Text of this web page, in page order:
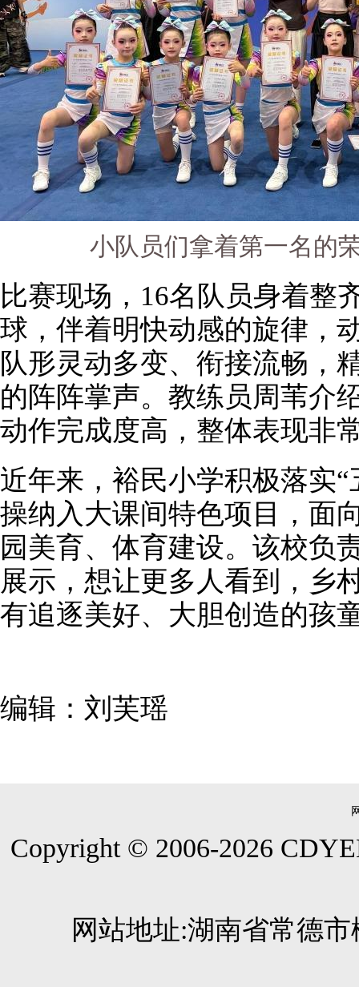
小队员们拿着第一名的
比赛现场，16名队员身着整
球，伴着明快动感的旋律，
队形灵动多变、衔接流畅，
的阵阵掌声。教练员周苇介
动作完成度高，整体表现非
近年来，裕民小学积极落实
操纳入大课间特色项目，面
园美育、体育建设。该校负
展示，想让更多人看到，乡
有追逐美好、大胆创造的孩
编辑：刘芙瑶
Copyright © 2006-2026
网站地址:湖南省常德